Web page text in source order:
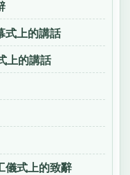
式上的講話
上的講話
儀式上的致辭